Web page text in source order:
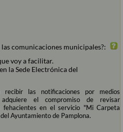
comunicaciones municipales?:
voy a facilitar.
la Sede Electrónica del
las notificaciones por medios
adquiere el compromiso de revisar
fehacientes en el servicio "Mi Carpeta
Ayuntamiento de Pamplona.